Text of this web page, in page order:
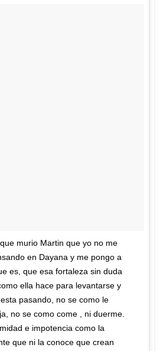
murio Martin que yo no me
en Dayana y me pongo a
es, que esa fortaleza sin duda
ella hace para levantarse y
pasando, no se como le
no se como come , ni duerme.
e impotencia como la
que ni la conoce que crean